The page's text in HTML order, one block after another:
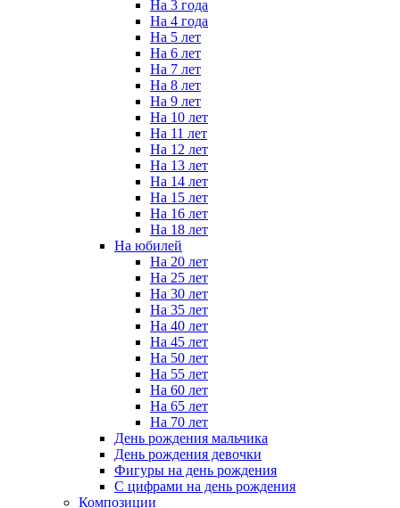
На 3 года
На 4 года
На 5 лет
На 6 лет
На 7 лет
На 8 лет
На 9 лет
На 10 лет
На 11 лет
На 12 лет
На 13 лет
На 14 лет
На 15 лет
На 16 лет
На 18 лет
На юбилей
На 20 лет
На 25 лет
На 30 лет
На 35 лет
На 40 лет
На 45 лет
На 50 лет
На 55 лет
На 60 лет
На 65 лет
На 70 лет
День рождения мальчика
День рождения девочки
Фигуры на день рождения
С цифрами на день рождения
Композиции